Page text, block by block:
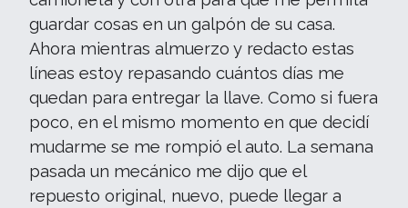
guardar cosas en un galpón de su casa.
Ahora mientras almuerzo y redacto estas
líneas estoy repasando cuántos días me
quedan para entregar la llave. Como si fuera
poco, en el mismo momento en que decidí
mudarme se me rompió el auto. La semana
pasada un mecánico me dijo que el
repuesto original, nuevo, puede llegar a